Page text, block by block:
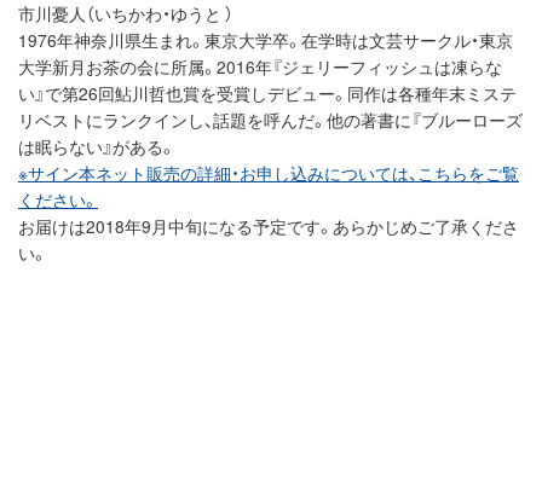
市川憂人（いちかわ・ゆうと ）
1976年神奈川県生まれ。東京大学卒。在学時は文芸サークル・東京
大学新月お茶の会に所属。2016年『ジェリーフィッシュは凍らな
い』で第26回鮎川哲也賞を受賞しデビュー。同作は各種年末ミステ
リベストにランクインし、話題を呼んだ。他の著書に『ブルーローズ
は眠らない』がある。
※サイン本ネット販売の詳細・お申し込みについては、こちらをご覧
ください。
お届けは2018年9月中旬になる予定です。あらかじめご了承くださ
い。